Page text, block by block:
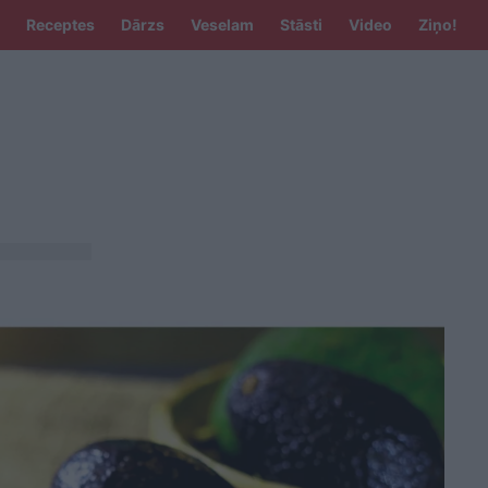
Receptes Dārzs Veselam Stāsti Video Ziņo!